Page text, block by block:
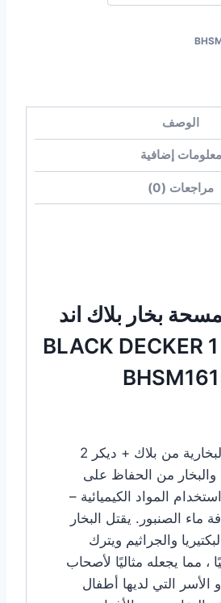
الوصف
معلومات إضافية
مراجعات (0)
بخار بلاك اند
ديكر 17 في 1 BLACK DECKER
تمكّنك الممسحة البخارية من بلاك + ديكر 2
والبخار من الحفاظ على
المواد الكيميائية –
الصنبور. يقتل البخار
من البكتيريا والجراثيم ويترك
، مما يجعله مثاليًا لأصحاب
الأسر التي لديها أطفال